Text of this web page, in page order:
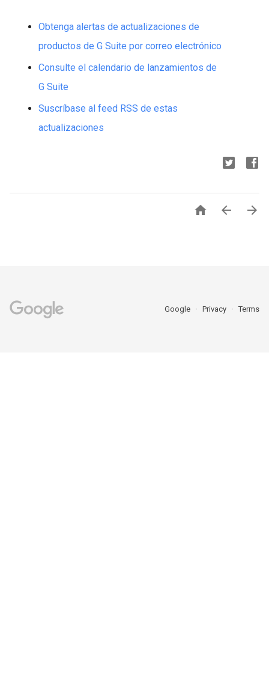
Obtenga alertas de actualizaciones de
productos de G Suite por correo electrónico
Consulte el calendario de lanzamientos de
G Suite
Suscríbase al feed RSS de estas
actualizaciones
  
Google Privacy Terms